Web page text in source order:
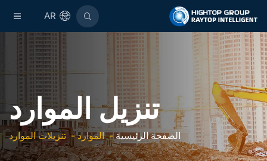
AR
تنزيل الموارد
الصفحة الرئيسية-الموارد-تنزيلات الموارد